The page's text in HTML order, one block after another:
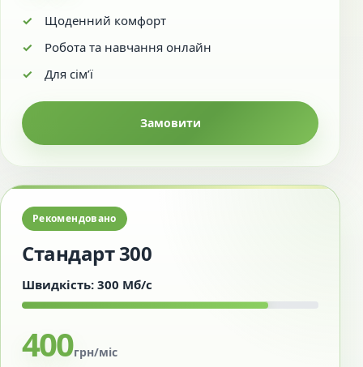
Щоденний комфорт
Робота та навчання онлайн
Для сім’ї
Замовити
Рекомендовано
Стандарт 300
Швидкість: 300 Мб/с
400грн/міс